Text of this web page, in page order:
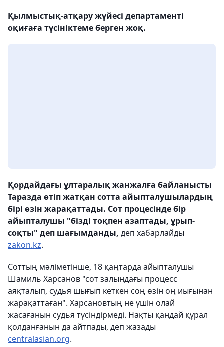
Қылмыстық-атқару жүйесі департаменті
оқиғаға түсініктеме берген жоқ.
Қордайдағы ұлтаралық жанжалға байланысты
Таразда өтіп жатқан сотта айыпталушылардың
бірі өзін жарақаттады. Сот процесінде бір
айыпталушы "бізді тоқпен азаптады, ұрып-
соқты" деп шағымданды, деп хабарлайды
zakon.kz.
Соттың мәліметінше, 18 қаңтарда айыпталушы
Шамиль Харсанов "сот залындағы процесс
аяқталып, судья шығып кеткен соң өзін оң иығынан
жарақаттаған". Харсановтың не үшін олай
жасағанын судья түсіндірмеді. Нақты қандай құрал
қолданғанын да айтпады, деп жазады
centralasian.org.